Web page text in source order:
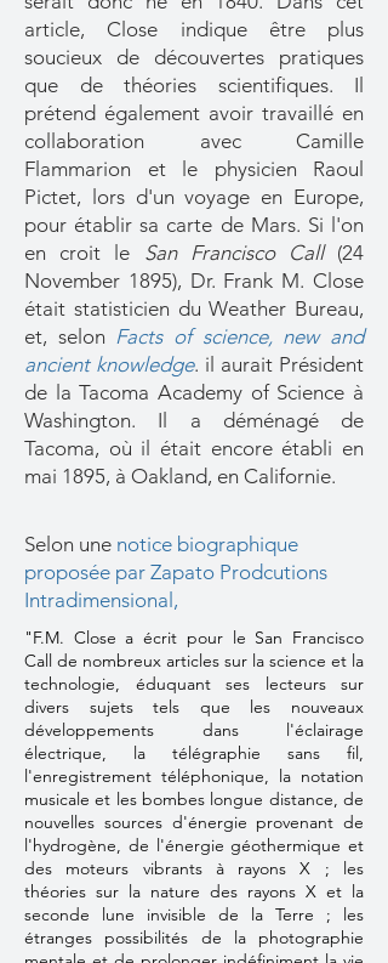
article, Close indique être plus
soucieux de découvertes pratiques
que de théories scientifiques. Il
prétend également avoir travaillé en
collaboration avec Camille
Flammarion et le physicien Raoul
Pictet, lors d'un voyage en Europe,
pour établir sa carte de Mars. Si l'on
en croit le San Francisco Call (24
November 1895), Dr. Frank M. Close
était statisticien du Weather Bureau,
et, selon Facts of science, new and
ancient knowledge. il aurait Président
de la Tacoma Academy of Science à
Washington. Il a déménagé de
Tacoma, où il était encore établi en
mai 1895, à Oakland, en Californie.
Selon une notice biographique
proposée par Zapato Prodcutions
Intradimensional,
"F.M. Close a écrit pour le San Francisco
Call de nombreux articles sur la science et la
technologie, éduquant ses lecteurs sur
divers sujets tels que les nouveaux
développements dans l'éclairage
électrique, la télégraphie sans fil,
l'enregistrement téléphonique, la notation
musicale et les bombes longue distance, de
nouvelles sources d'énergie provenant de
l'hydrogène, de l'énergie géothermique et
des moteurs vibrants à rayons X ; les
théories sur la nature des rayons X et la
seconde lune invisible de la Terre ; les
étranges possibilités de la photographie